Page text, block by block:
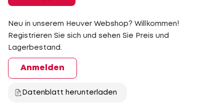
Neu in unserem Heuver Webshop? Willkommen!
Registrieren Sie sich und sehen Sie Preis und
Lagerbestand.
Anmelden
Datenblatt herunterladen